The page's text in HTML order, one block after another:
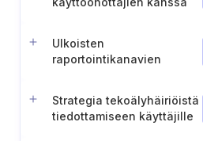
Ulkoisten
raportointikanavien
Strategia tekoälyhäiriöistä
tiedottamiseen käyttäjille